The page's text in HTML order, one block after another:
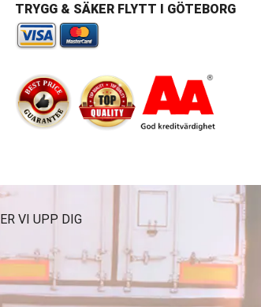
TRYGG & SÄKER FLYTT I GÖTEBORG
VI UPP DIG